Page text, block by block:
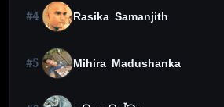
#4 Rasika Samanjith
#5 Mihira Madushanka